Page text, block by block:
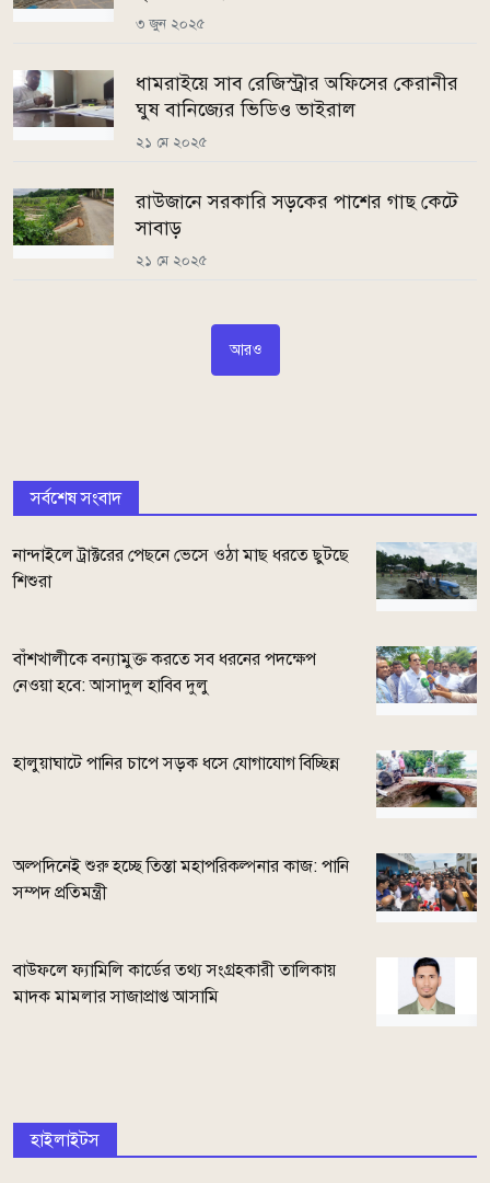
৩ জুন ২০২৫
ধামরাইয়ে সাব রেজিস্ট্রার অফিসের কেরানীর
ঘুষ বানিজ্যের ভিডিও ভাইরাল
২১ মে ২০২৫
রাউজানে সরকারি সড়কের পাশের গাছ কেটে
সাবাড়
২১ মে ২০২৫
আরও
সর্বশেষ সংবাদ
নান্দাইলে ট্রাক্টরের পেছনে ভেসে ওঠা মাছ ধরতে ছুটছে
শিশুরা
বাঁশখালীকে বন্যামুক্ত করতে সব ধরনের পদক্ষেপ
নেওয়া হবে: আসাদুল হাবিব দুলু
হালুয়াঘাটে পানির চাপে সড়ক ধসে যোগাযোগ বিচ্ছিন্ন
অল্পদিনেই শুরু হচ্ছে তিস্তা মহাপরিকল্পনার কাজ: পানি
সম্পদ প্রতিমন্ত্রী
বাউফলে ফ্যামিলি কার্ডের তথ্য সংগ্রহকারী তালিকায়
মাদক মামলার সাজাপ্রাপ্ত আসামি
হাইলাইটস